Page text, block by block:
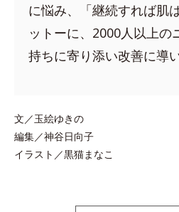
に悩み、「継続すれば肌
ットーに、2000人以上の
持ちに寄り添い改善に導
文／玉絵ゆきの
編集／神谷日向子
イラスト／黒猫まなこ